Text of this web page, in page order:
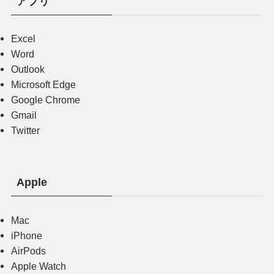
Excel
Word
Outlook
Microsoft Edge
Google Chrome
Gmail
Twitter
Apple
Mac
iPhone
AirPods
Apple Watch